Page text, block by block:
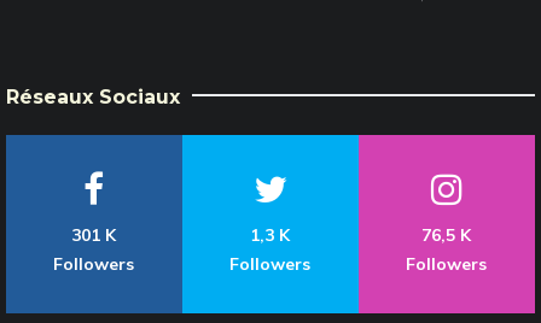
Réseaux Sociaux
301 K
Followers
1,3 K
Followers
76,5 K
Followers